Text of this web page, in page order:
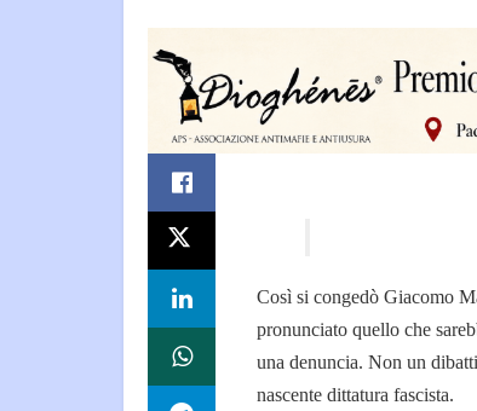
Così si congedò Giacomo
pronunciato quello che
una denuncia. Non un
nascente dittatura fascista.